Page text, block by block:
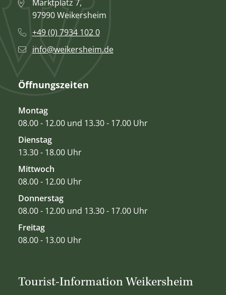
Marktplatz 7,
97990 Weikersheim
+49 (0) 7934 102 0
info@weikersheim.de
Öffnungszeiten
Montag
08.00 - 12.00 und 13.30 - 17.00 Uhr
Dienstag
13.30 - 18.00 Uhr
Mittwoch
08.00 - 12.00 Uhr
Donnerstag
08.00 - 12.00 und 13.30 - 17.00 Uhr
Freitag
08.00 - 13.00 Uhr
Tourist-Information Weikersheim